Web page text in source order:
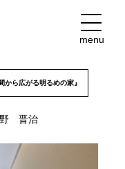
menu
から広がる明るめの家』
野 晋治